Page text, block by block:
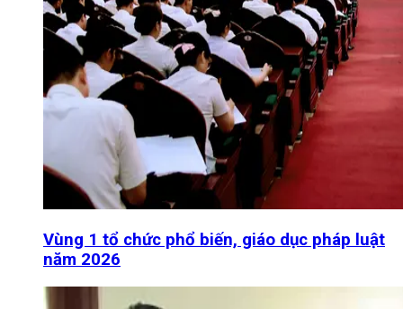
Vùng 1 tổ chức phổ biến, giáo dục pháp luật
năm 2026